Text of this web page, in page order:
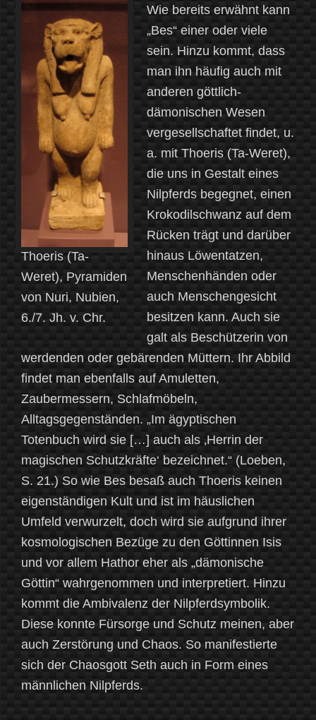
Thoeris (Ta-
Weret), Pyramiden
von Nuri, Nubien,
6./7. Jh. v. Chr.
Wie bereits erwähnt kann
„Bes“ einer oder viele
sein. Hinzu kommt, dass
man ihn häufig auch mit
anderen göttlich-
dämonischen Wesen
vergesellschaftet findet, u.
a. mit Thoeris (Ta-Weret),
die uns in Gestalt eines
Nilpferds begegnet, einen
Krokodilschwanz auf dem
Rücken trägt und darüber
hinaus Löwentatzen,
Menschenhänden oder
auch Menschengesicht
besitzen kann. Auch sie
galt als Beschützerin von
werdenden oder gebärenden Müttern. Ihr Abbild
findet man ebenfalls auf Amuletten,
Zaubermessern, Schlafmöbeln,
Alltagsgegenständen. „Im ägyptischen
Totenbuch wird sie […] auch als ‚Herrin der
magischen Schutzkräfte‘ bezeichnet.“ (Loeben,
S. 21.) So wie Bes besaß auch Thoeris keinen
eigenständigen Kult und ist im häuslichen
Umfeld verwurzelt, doch wird sie aufgrund ihrer
kosmologischen Bezüge zu den Göttinnen Isis
und vor allem Hathor eher als „dämonische
Göttin“ wahrgenommen und interpretiert. Hinzu
kommt die Ambivalenz der Nilpferdsymbolik.
Diese konnte Fürsorge und Schutz meinen, aber
auch Zerstörung und Chaos. So manifestierte
sich der Chaosgott Seth auch in Form eines
männlichen Nilpferds.